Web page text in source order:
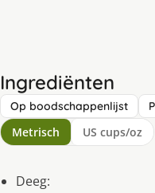
Ingrediënten
Op boodschappenlijst
Metrisch US cups/oz
Deeg: